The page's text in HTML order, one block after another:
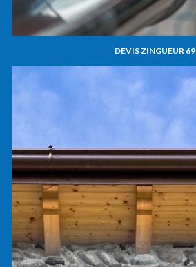
DEVIS ZINGUEUR 69